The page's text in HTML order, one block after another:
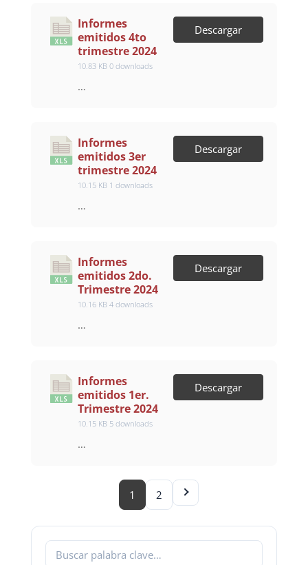
Informes
emitidos 4to
trimestre 2024
10.83 KB 0 downloads
…
Descargar
Informes
emitidos 3er
trimestre 2024
10.15 KB 1 downloads
…
Descargar
Informes
emitidos 2do.
Trimestre 2024
10.16 KB 4 downloads
…
Descargar
Informes
emitidos 1er.
Trimestre 2024
10.15 KB 5 downloads
…
Descargar
1 2